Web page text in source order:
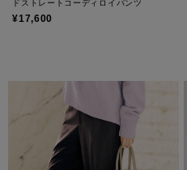
ドストレートコーディロイパンツ
¥17,600